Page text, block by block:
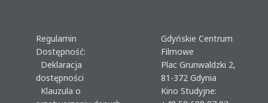
Regulamin
Dostępność:
Deklaracja
dostępności
Klauzula o
Gdyńskie Centrum
Filmowe
Plac Grunwaldzki 2,
81-372 Gdynia
Kino Studyjne: